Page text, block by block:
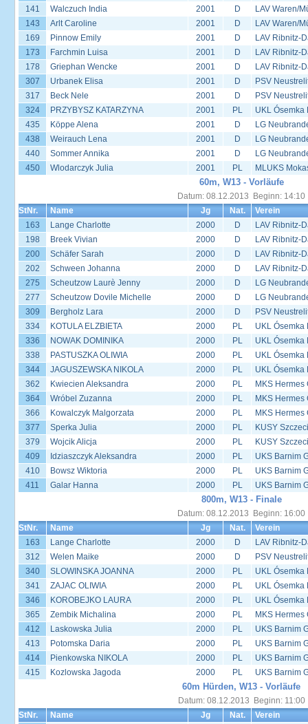
141
Walczuch India 2001 D
LAV Waren/
143
Arlt Caroline 2001 D
LAV Waren/
169
Pinnow Emily 2001 D
LAV Ribnitz-
173
Farchmin Luisa 2001 D
LAV Ribnitz-
178
Griephan Wencke 2001 D
LAV Ribnitz-
307
Urbanek Elisa 2001 D
PSV
317
Beck Nele 2001 D
PSV
324
PRZYBYSZ KATARZYNA 2001 PL
UKL Ósemka
435
Köppe Alena 2001 D
LG
438
Weirauch Lena 2001 D
LG
440
Sommer Annika 2001 D
LG
450
Wlodarczyk Julia 2001 PL MLUKS
60m, W13 - Vorläufe
Datum: 08.12.2013 Beginn: 14:10
StNr.
Name Jg Nat.
Verein
163
Lange Charlotte 2000 D
LAV Ribnitz-
198
Breek Vivian 2000 D
LAV Ribnitz-
200
Schäfer Sarah 2000 D
LAV Ribnitz-
202
Schween Johanna 2000 D
LAV Ribnitz-
275
Scheutzow Laurè Jenny 2000 D
LG
277
Scheutzow Dovile Michelle 2000 D
LG
309
Bergholz Lara 2000 D
PSV
334
KOTULA ELZBIETA 2000 PL
UKL Ósemka
336
NOWAK DOMINIKA 2000 PL
UKL Ósemka
338
PASTUSZKA OLIWIA 2000 PL
UKL Ósemka
344
JAGUSZEWSKA NIKOLA 2000 PL
UKL Ósemka
362
Kwiecien Aleksandra 2000 PL
MKS Hermes
364
Wróbel Zuzanna 2000 PL
MKS Hermes
366
Kowalczyk Malgorzata 2000 PL
MKS Hermes
377
Sperka Julia 2000 PL
KUSY
379
Wojcik Alicja 2000 PL
KUSY
409
Idziaszczyk Aleksandra 2000 PL
UKS Barnim
410
Bowsz Wiktoria 2000 PL
UKS Barnim
411
Galar Hanna 2000 PL UKS Barnim
800m, W13 - Finale
Datum: 08.12.2013 Beginn: 16:00
StNr.
Name Jg Nat.
Verein
163
Lange Charlotte 2000 D
LAV Ribnitz-
312
Welen Maike 2000 D
PSV
340
SLOWINSKA JOANNA 2000 PL
UKL Ósemka
341
ZAJAC OLIWIA 2000 PL
UKL Ósemka
346
KOROBEJKO LAURA 2000 PL
UKL Ósemka
365
Zembik Michalina 2000 PL
MKS Hermes
412
Laskowska Julia 2000 PL
UKS Barnim
413
Potomska Daria 2000 PL
UKS Barnim
414
Pienkowska NIKOLA 2000 PL
UKS Barnim
415
Kozlowska Jagoda 2000 PL UKS Barnim
60m Hürden, W13 - Vorläufe
Datum: 08.12.2013 Beginn: 11:00
StNr.
Name Jg Nat.
Verein